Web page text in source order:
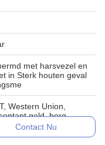
met harsvezel en
in Sterk houten geval
Western Union,
geld, borg
Contact Nu